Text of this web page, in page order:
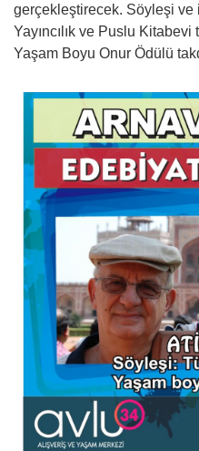
gerçekleştirecek. Söyleşi ve
Yayıncılık ve Puslu Kitabevi
Yaşam Boyu Onur Ödülü